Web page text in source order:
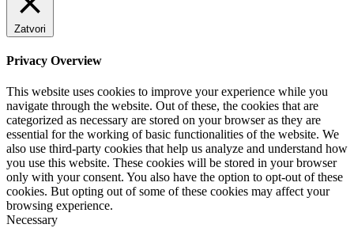
Zatvori
Privacy Overview
This website uses cookies to improve your experience while you
navigate through the website. Out of these, the cookies that are
categorized as necessary are stored on your browser as they are
essential for the working of basic functionalities of the website. We
also use third-party cookies that help us analyze and understand how
you use this website. These cookies will be stored in your browser
only with your consent. You also have the option to opt-out of these
cookies. But opting out of some of these cookies may affect your
browsing experience.
Necessary